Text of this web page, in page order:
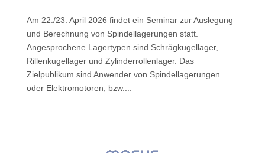
Am 22./23. April 2026 findet ein Seminar zur Auslegung
und Berechnung von Spindellagerungen statt.
Angesprochene Lagertypen sind Schrägkugellager,
Rillenkugellager und Zylinderrollenlager. Das
Zielpublikum sind Anwender von Spindellagerungen
oder Elektromotoren, bzw....